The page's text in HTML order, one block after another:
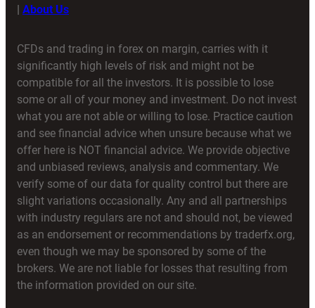
| About Us
CFDs and trading in forex on margin, carries with it
significantly high levels of risk and might not be
compatible for all the investors. It is possible to lose
some or all of your money and investment. Do not invest
what you are not able or willing to lose. Practice caution
and see financial advice when unsure because what we
offer here is NOT financial advice. We provide objective
and unbiased reviews, analysis and commentary. We
verify some of our data for quality control but there are
slight variations occasionally. Any and all partnerships
with industry regulars are not and should not, be viewed
as an endorsement or recommendations by traderfx.org,
even though we may be sponsored by some of the
brokers. We are not liable for losses that resulting from
the information provided on our site.